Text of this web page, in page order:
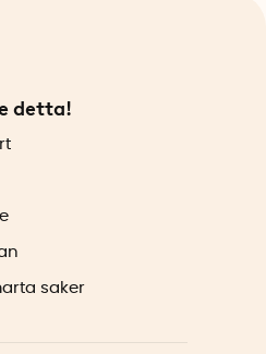
detta!
saker